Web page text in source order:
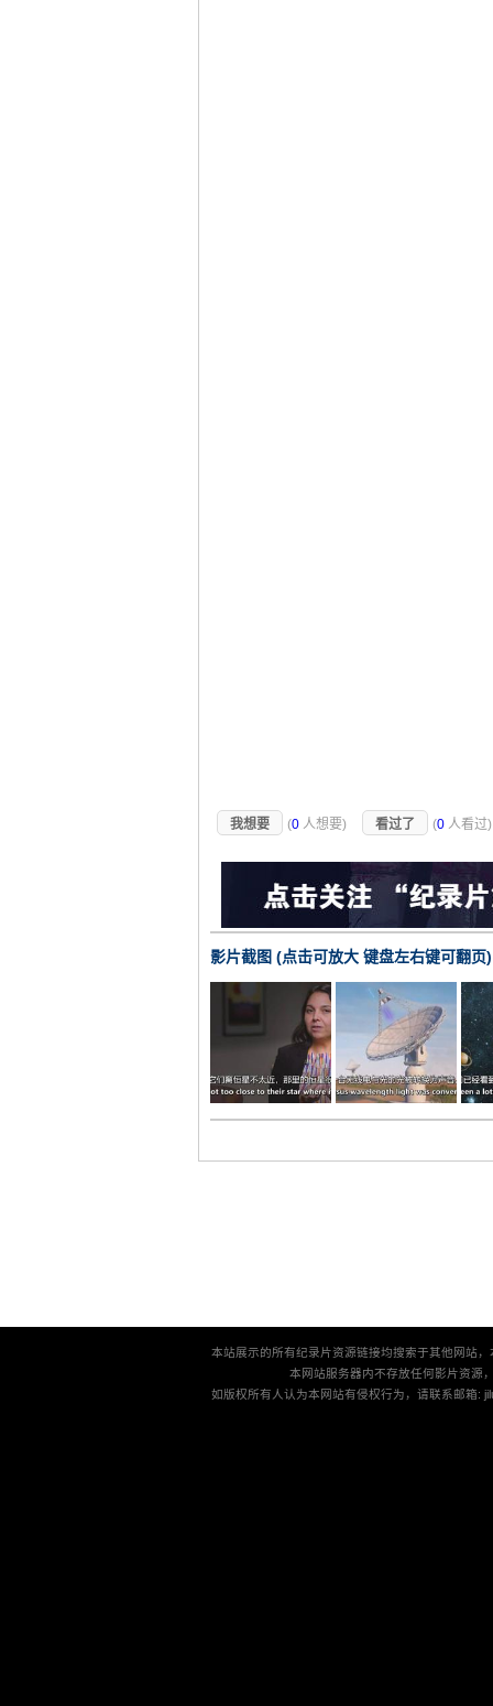
我想要 (0 人想要) 看过了 (0 人看过
影片截图 (点击可放大 键盘左右键可翻页)
本站展示的所有纪录片资源链接均搜索于其他网站
本网站服务器内不存放任何影片资源
如版权所有人认为本网站有侵权行为，请联系邮箱: